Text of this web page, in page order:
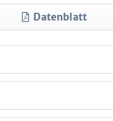
Datenblatt